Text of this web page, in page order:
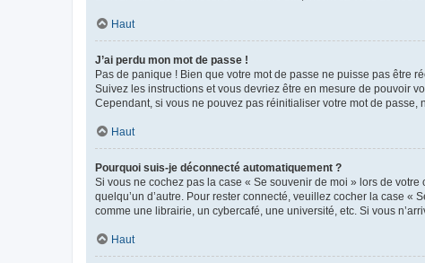
Haut
J’ai perdu mon mot de passe !
Pas de panique ! Bien que votre mot de passe ne puisse pas être
Suivez les instructions et vous devriez être en mesure de pouvoir
Cependant, si vous ne pouvez pas réinitialiser votre mot de
Haut
Pourquoi suis-je déconnecté automatiquement ?
Si vous ne cochez pas la case « Se souvenir de moi » lors de
quelqu’un d’autre. Pour rester connecté, veuillez cocher la case
comme une librairie, un cybercafé, une université, etc. Si vous
Haut